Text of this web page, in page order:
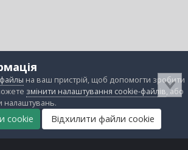
на ваш пристрій, щоб допомогти зробити
змінити налаштування cookie-файлів, або
налаштувань.
cookie Відхилити файли cookie
Завантаження Непрочитані Реєстрація